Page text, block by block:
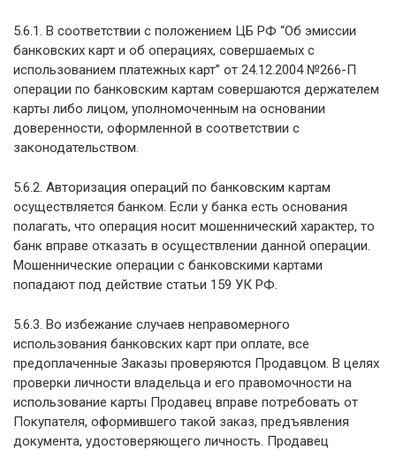
5.6.1. В соответствии с положением ЦБ РФ “Об эмиссии
банковских карт и об операциях, совершаемых с
использованием платежных карт” от 24.12.2004 №266-П
операции по банковским картам совершаются держателем
карты либо лицом, уполномоченным на основании
доверенности, оформленной в соответствии с
законодательством.
5.6.2. Авторизация операций по банковским картам
осуществляется банком. Если у банка есть основания
полагать, что операция носит мошеннический характер, то
банк вправе отказать в осуществлении данной операции.
Мошеннические операции с банковскими картами
попадают под действие статьи 159 УК РФ.
5.6.3. Во избежание случаев неправомерного
использования банковских карт при оплате, все
предоплаченные Заказы проверяются Продавцом. В целях
проверки личности владельца и его правомочности на
использование карты Продавец вправе потребовать от
Покупателя, оформившего такой заказ, предъявления
документа, удостоверяющего личность. Продавец